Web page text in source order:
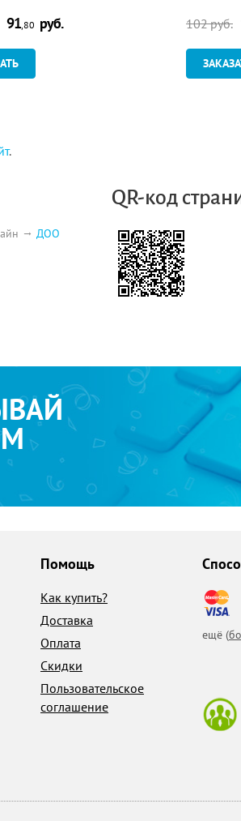
91 ,80 руб.
через
102 руб.
.
ДОО
QR-код
Помощь
Как купить?
Доставка
Оплата
Скидки
Пользовательское
соглашение
ещё (